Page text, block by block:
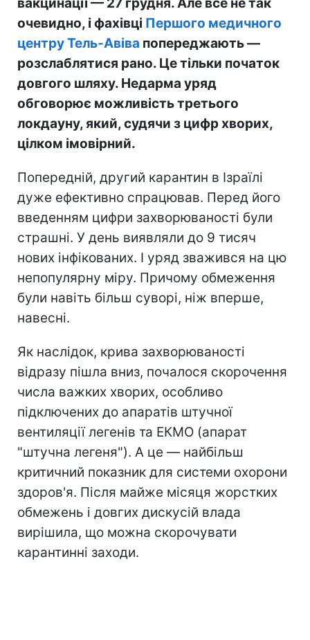
очевидно, і фахівці Першого медичного
центру Тель-Авіва попереджають —
розслаблятися рано. Це тільки початок
довгого шляху. Недарма уряд
обговорює можливість третього
локдауну,який, судячи з цифр хворих,
цілком імовірний.
Попередній, другий карантин в Ізраїлі
дуже ефективно спрацював. Перед його
введенням цифри захворюваності були
страшні. У день виявляли до 9 тисяч
нових інфікованих. І уряд зважився на цю
непопулярну міру. Причому обмеження
були навіть більш суворі, ніж вперше,
навесні.
Як наслідок, крива захворюваності
відразу пішла вниз, почалося скорочення
числа важких хворих, особливо
підключених до апаратів штучної
вентиляції легенів та ЕКМО (апарат
"штучна легеня"). А це — найбільш
критичний показник для системи охорони
здоров'я. Після майже місяця жорстких
обмежень і довгих дискусій влада
вирішила, що можна скорочувати
карантинні заходи.